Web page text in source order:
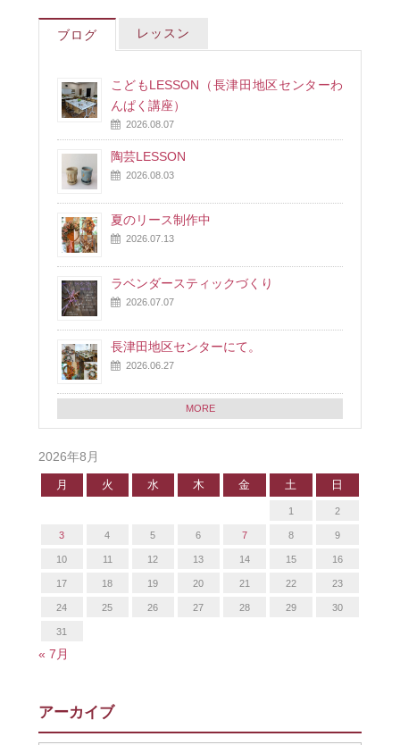
ブログ レッスン
こどもLESSON（長津田地区センターわ
んぱく講座）
2026.08.07
陶芸LESSON
2026.08.03
夏のリース制作中
2026.07.13
ラベンダースティックづくり
2026.07.07
長津田地区センターにて。
2026.06.27
MORE
2026年8月
月 火 水 木 金 土 日
1 2
3 4 5 6 7 8 9
10 11 12 13 14 15 16
17 18 19 20 21 22 23
24 25 26 27 28 29 30
31
« 7月
アーカイブ